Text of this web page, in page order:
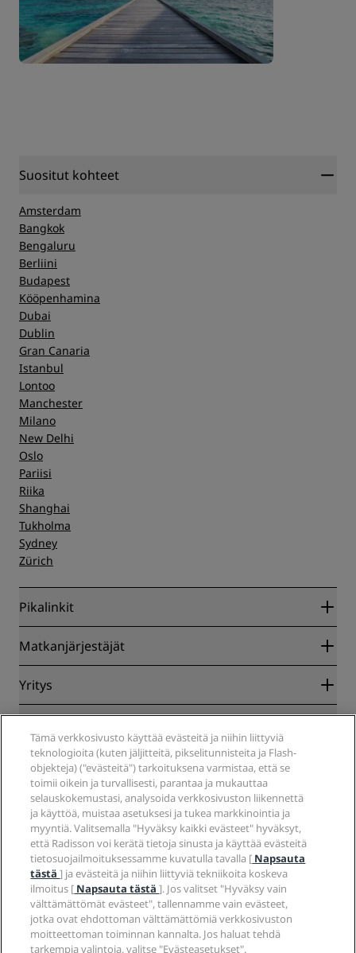
Suositut kohteet
Amsterdam
Bangkok
Bengaluru
Berliini
Budapest
Kööpenhamina
Dubai
Dublin
Gran Canaria
Istanbul
Lontoo
Manchester
Milano
New Delhi
Oslo
Pariisi
Riika
Shanghai
Tukholma
Sydney
Zürich
Pikalinkit
Radisson Rewards
Blog
Kohteet
Tulevat hotellit
Radisson Hotels -sovellus
Sports Approved -hotellit
Perheystävälliset hotellit
Terveys ja turvallisuus
Matkanjärjestäjät
Yhteistyökumppanit
Yritys
Radisson Hotel Group
Media
Työpaikat RHG
Työpaikat PPHE
Työpaikat EHL
The Club by RHG
Kehitysmahdollisuudet
Vastuullinen liiketoiminta
Hankinta
Tietosuojakeskus
Oikeudellinen huomautus
Radisson Rewards -ehdot
Sivuston käyttösopimus
Digitaalinen saavutettavuus
Nykyajan orjuutta koskeva lausunto
Ohje
Kuluttajailmoitukset
Ota yhteyttä
Usein kysytyt kysymykset
Sivustokartta
Sosiaalinen media
Radisson Hotels -brändit
Tämä verkkosivusto käyttää evästeitä ja niihin liittyviä
teknologioita (kuten jäljitteitä, pikselitunnisteita ja Flash-
objekteja) ("evästeitä") tarkoituksena varmistaa, että se
toimii oikein ja turvallisesti, parantaa ja mukauttaa
selauskokemustasi, analysoida verkkosivuston liikennettä
ja käyttöä, muistaa asetuksesi ja tukea markkinointia ja
myyntiä. Valitsemalla "Hyväksy kaikki evästeet" hyväksyt,
että Radisson voi kerätä tietoja sinusta ja käyttää evästeitä
tietosuojailmoituksessamme kuvatulla tavalla [ Napsauta
tästä] ja evästeitä ja niihin liittyviä tekniikoita koskeva
ilmoitus [ Napsauta tästä]. Jos valitset "Hyväksy vain
välttämättömät evästeet", tallennamme vain evästeet,
jotka ovat ehdottoman välttämättömiä verkkosivuston
moitteettoman toiminnan kannalta. Jos haluat tehdä
tarkempia valintoja, valitse "Evästeasetukset".